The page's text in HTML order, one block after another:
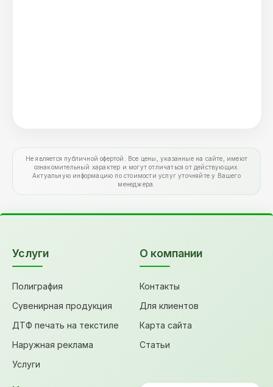
Не является публичной офертой. Все цены, указанные на сайте, имеют
ознакомительный характер и могут отличаться от действующих.
Актуальную информацию по стоимости услуг уточняйте у Вашего
менеджера.
Услуги
Полиграфия
Сувенирная продукция
ДТФ печать на текстиле
Наружная реклама
Услуги
О компании
Контакты
Для клиентов
Карта сайта
Статьи